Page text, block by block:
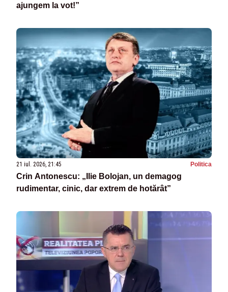
ajungem la vot!”
21 iul. 2026, 21:45 Politica
Crin Antonescu: „Ilie Bolojan, un demagog
rudimentar, cinic, dar extrem de hotărât”